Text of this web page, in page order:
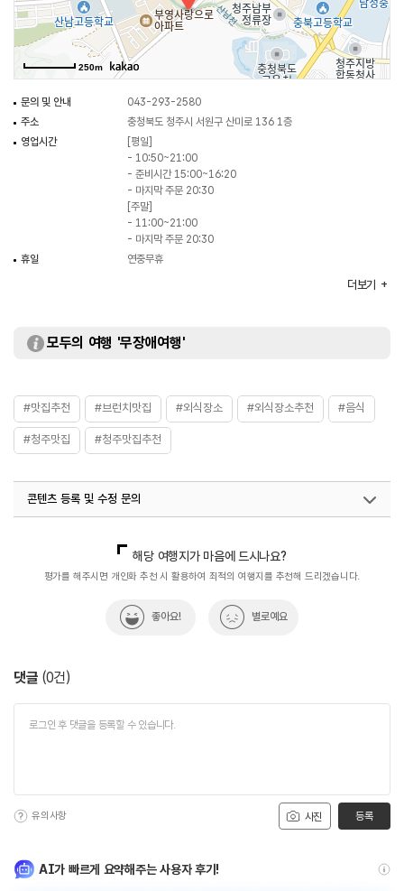
250m
문의 및 안내
043-293-2580
주소
충청북도 청주시 서원구 산미로 136 1층
영업시간
[평일]
- 10:50~21:00
- 준비시간 15:00~16:20
- 마지막 주문 20:30
[주말]
- 11:00~21:00
- 마지막 주문 20:30
휴일
연중무휴
취급메뉴
화덕피자세트 / 화덕피자 / 파스타 세트 등
화장실
더보기
모두의 여행 '무장애여행'
#맛집추천 #브런치맛집 #외식장소 #외식장소추천 #음식
#청주맛집 #청주맛집추천
콘텐츠 등록 및 수정 문의
해당 여행지가 마음에 드시나요?
평가를 해주시면 개인화 추천 시 활용하여 최적의 여행지를 추천해 드리겠습니다.
좋아요! 별로예요
댓글 (0건)
사진
유의사항 등록
AI가 빠르게 요약해주는 사용자 후기!